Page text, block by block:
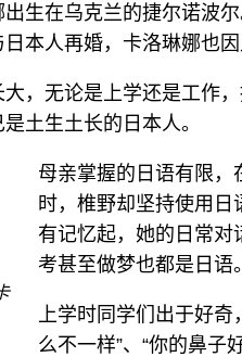
生在乌克兰的捷尔诺波
本人再婚，卡洛琳娜也因
，无论是上学还是工作
土生土长的日本人。
母亲掌握的日语有限
时，椎野却坚持使用日
有记忆起，她的日常对
考甚至做梦也都是日语。
上学时同学们出于好奇
么不一样”、“你的鼻子